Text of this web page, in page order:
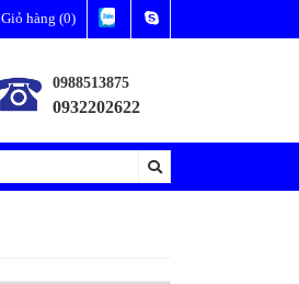
Giỏ hàng (0)
0988513875
0932202622